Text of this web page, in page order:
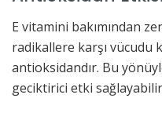
E vitamini bakımından
radikallere karşı vücudu
antioksidandır. Bu
geciktirici etki